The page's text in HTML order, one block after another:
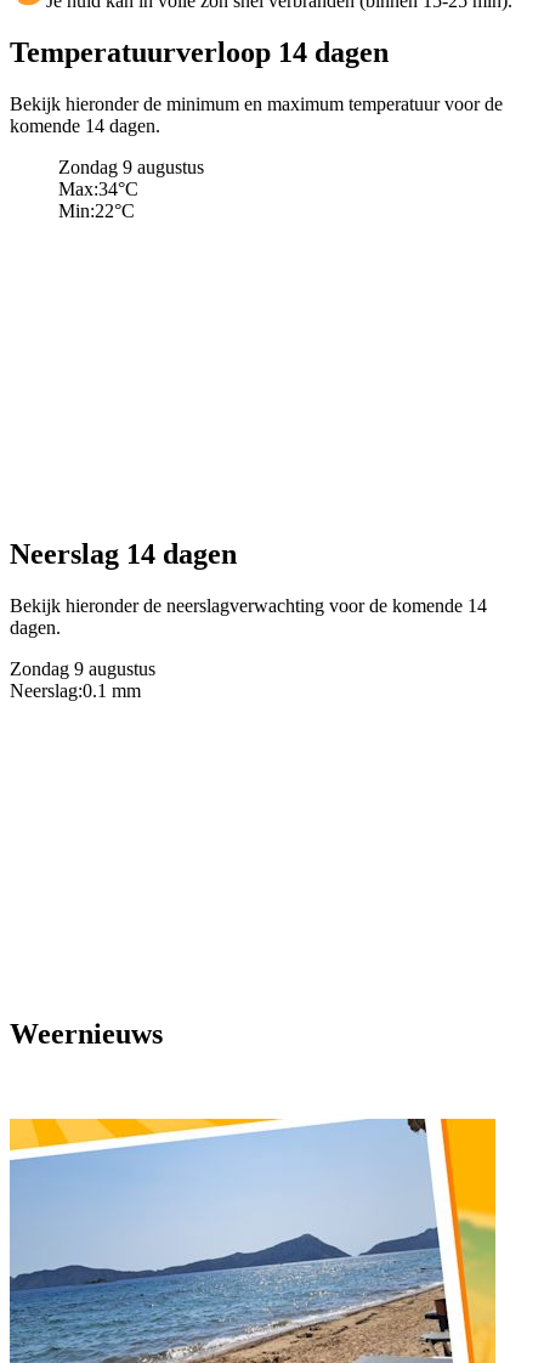
Temperatuurverloop 14 dagen
Bekijk hieronder de minimum en maximum temperatuur voor de
komende 14 dagen.
Zondag 9 augustus
Max:34°C
Min:22°C
Neerslag 14 dagen
Bekijk hieronder de neerslagverwachting voor de komende 14
dagen.
Zondag 9 augustus
Neerslag:0.1 mm
Weernieuws